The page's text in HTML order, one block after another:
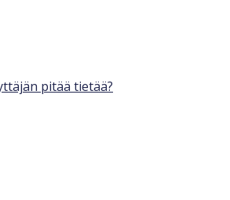
pitää tietää?